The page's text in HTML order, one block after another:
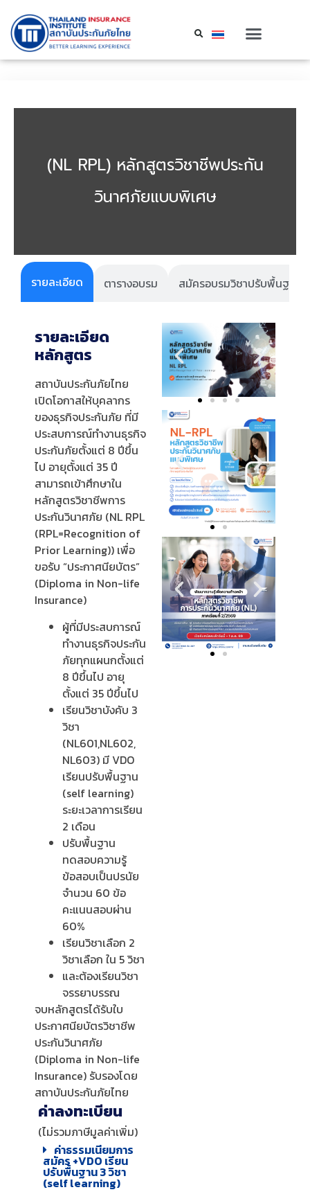
(NL RPL) หลักสูตรวิชาชีพประกัน
วินาศภัยแบบพิเศษ
รายละเอียด ตารางอบรม สมัครอบรมวิชาปรับพื้นฐาน
รายละเอียด
หลักสูตร
สถาบันประกันภัยไทย
เปิดโอกาสให้บุคลากร
ของธุรกิจประกันภัย ที่มี
ประสบการณ์ทำงานธุรกิจ
ประกันภัยตั้งแต่ 8 ปีขึ้น
ไป อายุตั้งแต่ 35 ปี
สามารถเข้าศึกษาใน
หลักสูตรวิชาชีพการ
ประกันวินาศภัย (NL RPL
(RPL=Recognition of
Prior Learning)) เพื่อ
ขอรับ “ประกาศนียบัตร”
(Diploma in Non-life
Insurance)
ผู้ที่มีประสบการณ์
ทำงานธุรกิจประกัน
ภัยทุกแผนกตั้งแต่
8 ปีขึ้นไป อายุ
ตั้งแต่ 35 ปีขึ้นไป
เรียนวิชาบังคับ 3
วิชา
(NL601,NL602,
NL603) มี VDO
เรียนปรับพื้นฐาน
(self learning)
ระยะเวลาการเรียน
2 เดือน
ปรับพื้นฐาน
ทดสอบความรู้
ข้อสอบเป็นปรนัย
จำนวน 60 ข้อ
คะแนนสอบผ่าน
60%
เรียนวิชาเลือก 2
วิชาเลือก ใน 5 วิชา
และต้องเรียนวิชา
จรรยาบรรณ
จบหลักสูตรได้รับใบ
ประกาศนียบัตรวิชาชีพ
ประกันวินาศภัย
(Diploma in Non-life
Insurance) รับรองโดย
สถาบันประกันภัยไทย
ค่าลงทะเบียน
(ไม่รวมภาษีมูลค่าเพิ่ม)
ค่าธรรมเนียมการ
สมัคร +VDO เรียน
ปรับพื้นฐาน 3 วิชา
(self learning)